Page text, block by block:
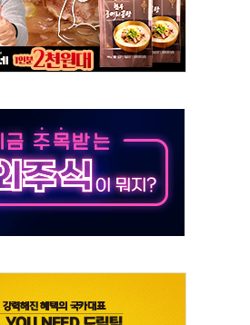
45.71% 송영길 6.92%
46.35% 송영길 5.83%
41.94% 송영길 7.76%
되길"
참석
해 없어